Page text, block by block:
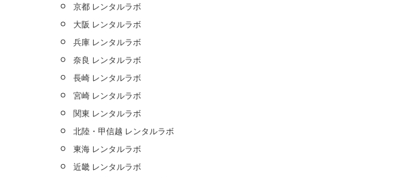
京都 レンタルラボ
大阪 レンタルラボ
兵庫 レンタルラボ
奈良 レンタルラボ
長崎 レンタルラボ
宮崎 レンタルラボ
関東 レンタルラボ
北陸・甲信越 レンタルラボ
東海 レンタルラボ
近畿 レンタルラボ